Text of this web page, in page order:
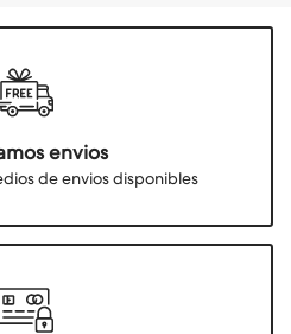
envios
de envios disponibles